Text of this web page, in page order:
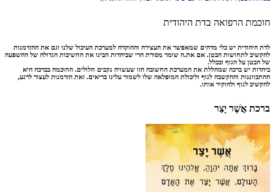
חוכמת הרפואה בדת היהודית
לדת היהודית יש כלי מדהים שמאפשר את העצירה וההוקרה למערכת העיכול שלנו וגם את ההזדמנות
להקשיב לתחושות הבטן. אם את.ה שומר מסורת הרי שביהדות הבינו את החשיבות הגדולה של ההשפעה
של הבטן על הגוף ובכלל.
ביהדות יש ברכה שמהללת את המערכת החשובה הזו שעשויה נקבים חלולים. החוכמה בברכה היא
ההתכווננות וההקשבה לגוף וליכולת המופלאה שלו לשמור עלינו בריאים. זאת הזדמנות לעצור לרגע,
להקשיב לגוף ולהוקיר אותו.
ברכת אֲשֶׁר יָצַר